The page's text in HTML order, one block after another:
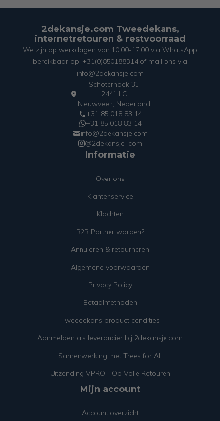
2dekansje.com Tweedekans,
internetretouren & restvoorraad
We zijn op werkdagen van 10:00-17:00 via WhatsApp
bereikbaar op: +31(0)850188314 of mail ons via
info@2dekansje.com
Schoterhoek 33
2441 LC
Nieuwveen, Nederland
+31 85 018 83 14
+31 85 018 83 14
info@2dekansje.com
@2dekansje_com
Informatie
Over ons
Klantenservice
Klachten
B2B Partner worden?
Annuleren & retourneren
Algemene voorwaarden
Privacy Policy
Betaalmethoden
Tweedekans product condities
Aanmelden als leverancier bij 2dekansje.com
Samenwerking met Trees for All
Uitzending VPRO - Op Volle Retouren
Mijn account
Account overzicht